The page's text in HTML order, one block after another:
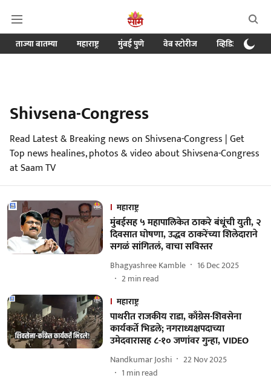
ताज्या बातम्या महाराष्ट्र मुंबई पुणे वेब स्टोरीज व्हिडिओ
Shivsena-Congress
Read Latest & Breaking news on Shivsena-Congress | Get
Top news healines, photos & video about Shivsena-Congress
at Saam TV
महाराष्ट्र
मुंबईसह ५ महापालिकेत ठाकरे बंधूंची युती, २
दिवसात घोषणा, उद्धव ठाकरेंच्या शिलेदाराने
सगळं सांगितलं, वाचा सविस्तर
Bhagyashree Kamble
16 Dec 2025
2min read
महाराष्ट्र
पाथरीत राजकीय राडा, काँग्रेस-शिवसेना
कार्यकर्ते भिडले; नगराध्यक्षपदाच्या
उमेदवारासह ८-१० जणांवर गुन्हा, VIDEO
Nandkumar Joshi
22 Nov 2025
1 min read